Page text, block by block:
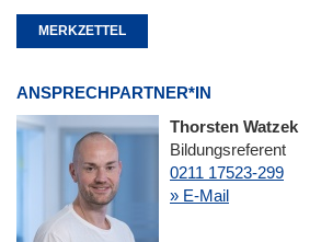
MERKZETTEL
ANSPRECHPARTNER*IN
Thorsten Watzek
Bildungsreferent
0211 17523-299
» E-Mail